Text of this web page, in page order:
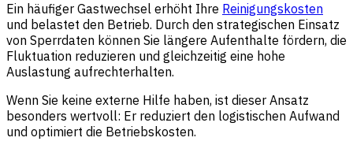
Ein häufiger Gastwechsel erhöht Ihre Reinigungskosten
und belastet den Betrieb. Durch den strategischen Einsatz
von Sperrdaten können Sie längere Aufenthalte fördern, die
Fluktuation reduzieren und gleichzeitig eine hohe
Auslastung aufrechterhalten.
Wenn Sie keine externe Hilfe haben, ist dieser Ansatz
besonders wertvoll: Er reduziert den logistischen Aufwand
und optimiert die Betriebskosten.